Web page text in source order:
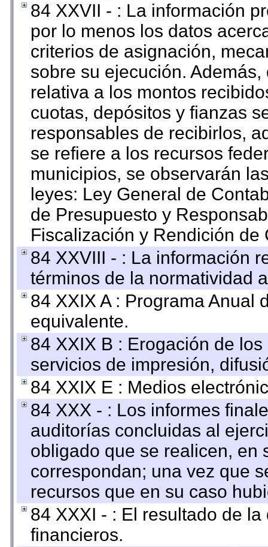
84 XXVII - : La información
por lo menos los datos
criterios de asignación,
sobre su ejecución.
relativa a los montos
cuotas, depósitos y fianzas
responsables de recibirlos,
se refiere a los recursos
municipios, se observarán
leyes: Ley General de
de Presupuesto y
Fiscalización y Rendición
84 XXVIII - : La información
términos de la normatividad
84 XXIX A : Programa Anual
equivalente.
84 XXIX B : Erogación de
servicios de impresión,
84 XXIX E : Medios
84 XXX - : Los informes
auditorías concluidas al
obligado que se realicen, en
correspondan; una vez que
recursos que en su caso
84 XXXI - : El resultado de
financieros.